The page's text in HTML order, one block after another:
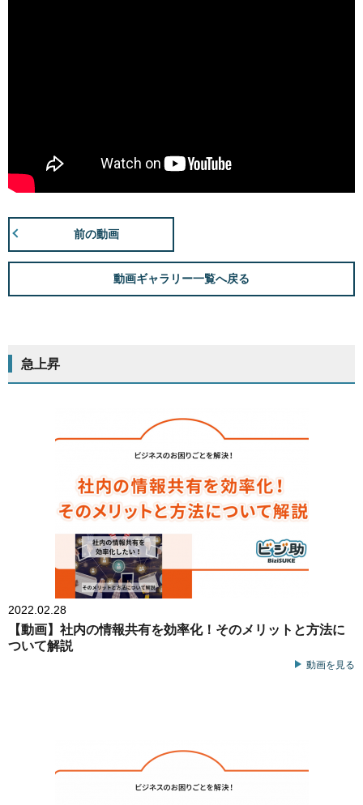
前の動画
動画ギャラリー一覧へ戻る
急上昇
2022.02.28
【動画】社内の情報共有を効率化！そのメリットと方法に
ついて解説
動画を見る